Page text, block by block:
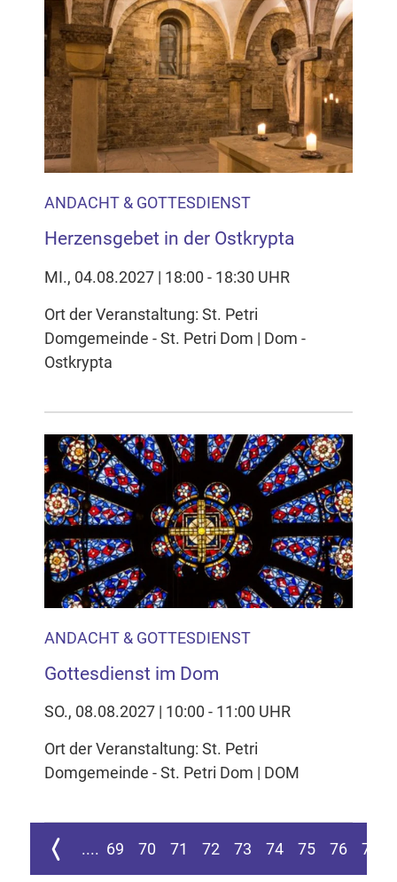
ANDACHT & GOTTESDIENST
Herzensgebet in der Ostkrypta
MI., 04.08.2027 | 18:00 - 18:30 UHR
Ort der Veranstaltung: St. Petri
Domgemeinde - St. Petri Dom | Dom -
Ostkrypta
ANDACHT & GOTTESDIENST
Gottesdienst im Dom
SO., 08.08.2027 | 10:00 - 11:00 UHR
Ort der Veranstaltung: St. Petri
Domgemeinde - St. Petri Dom | DOM
ersten Seite springen
Zur vorherigen Seite
.... 69 70 71 72 73 74 75 76 77